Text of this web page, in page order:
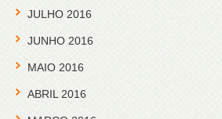
JULHO 2016
JUNHO 2016
MAIO 2016
ABRIL 2016